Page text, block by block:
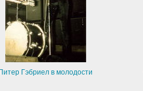
Гэбриел в молодости